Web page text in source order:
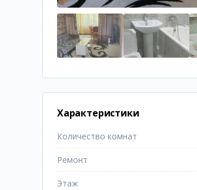
Характеристики
Количество комнат
Ремонт
Этаж